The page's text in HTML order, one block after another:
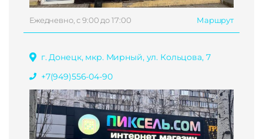
Ежедневно, с 9:00 до 17:00 Маршрут
г. Донецк, мкр. Мирный, ул. Кольцова, 7
+7(949)556-04-90